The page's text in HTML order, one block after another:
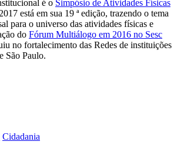
é o Simpósio de Atividades Físicas
está em sua 19 ª edição, trazendo o tema
para o universo das atividades físicas e
do Fórum Multiálogo em 2016 no Sesc
no fortalecimento das Redes de instituições
São Paulo.
Cidadania